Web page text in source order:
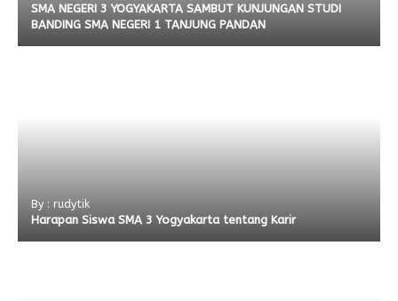
SMA NEGERI 3 YOGYAKARTA SAMBUT KUNJUNGAN STUDI
BANDING SMA NEGERI 1 TANJUNG PANDAN
By : rudytik
Harapan Siswa SMA 3 Yogyakarta tentang Karir